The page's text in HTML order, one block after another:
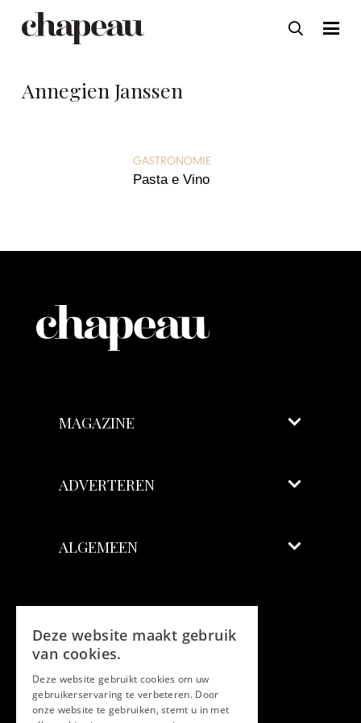
Annegien Janssen
GASTRONOMIE
Pasta e Vino
MAGAZINE
ADVERTEREN
ALGEMEEN
Facebook
Twitter
Deze website maakt gebruik
van cookies.
Deze website gebruikt cookies om uw
gebruikerservaring te verbeteren. Door
onze website te gebruiken, stemt u in met